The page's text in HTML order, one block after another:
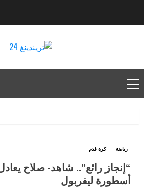
رياضة كرة قدم
“إنجاز رائع”.. شاهد- صلاح
أسطورة ليفربول